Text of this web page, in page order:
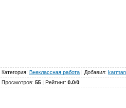
Категория: Внеклассная работа | Добавил:
Просмотров: 55 | Рейтинг: 0.0/0